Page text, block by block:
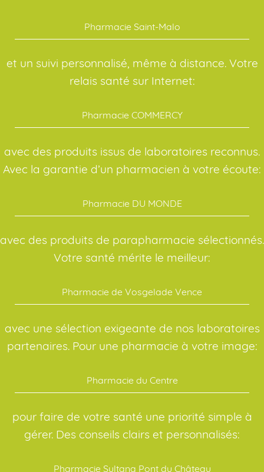
Pharmacie Saint-Malo
et un suivi personnalisé, même à distance. Votre
relais santé sur Internet:
Pharmacie COMMERCY
avec des produits issus de laboratoires reconnus.
Avec la garantie d’un pharmacien à votre écoute:
Pharmacie DU MONDE
avec des produits de parapharmacie sélectionnés.
Votre santé mérite le meilleur:
Pharmacie de Vosgelade Vence
avec une sélection exigeante de nos laboratoires
partenaires. Pour une pharmacie à votre image:
Pharmacie du Centre
pour faire de votre santé une priorité simple à
gérer. Des conseils clairs et personnalisés:
Pharmacie Sultana Pont du Château